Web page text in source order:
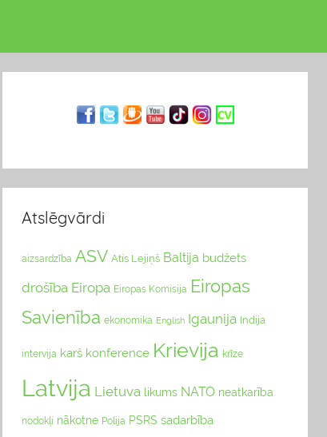
Atslēgvārdi
aizsardzība ASV Atis Lejiņš Baltija budžets
drošība Eiropa Eiropas Komisija Eiropas
Savienība ekonomika English Igaunija Indija
intervija karš konference Krievija krīze
Latvija Lietuva likums NATO neatkarība
nodokļi nākotne Polija PSRS sadarbība